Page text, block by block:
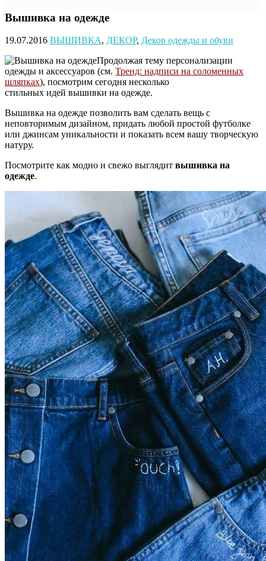
Вышивка на одежде
19.07.2016 ВЫШИВКА, ДЕКОР, Декор одежды и обуви
Продолжая тему персонализации
одежды и аксессуаров (см. Тренд: надписи на соломенных
шляпках), посмотрим сегодня несколько
стильных идей вышивки на одежде.
Вышивка на одежде позволить вам сделать вещь с
неповторимым дизайном, придать любой простой футболке
или джинсам уникальности и показать всем вашу творческую
натуру.
Посмотрите как модно и свежо выглядит вышивка на
одежде.